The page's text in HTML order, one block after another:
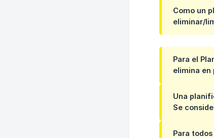
Como un
eliminar/
Para el
elimina en
Una
Se
Para